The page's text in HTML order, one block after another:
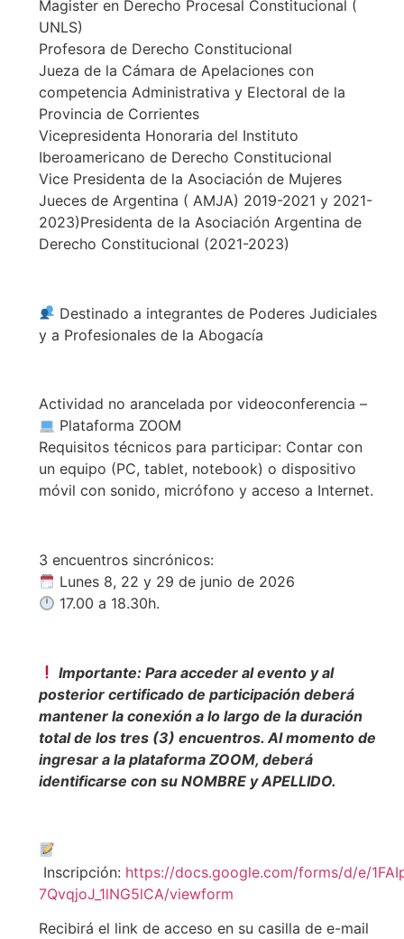
Magister en Derecho Procesal Constitucional (
UNLS)
Profesora de Derecho Constitucional
Jueza de la Cámara de Apelaciones con
competencia Administrativa y Electoral de la
Provincia de Corrientes
Vicepresidenta Honoraria del Instituto
Iberoamericano de Derecho Constitucional
Vice Presidenta de la Asociación de Mujeres
Jueces de Argentina ( AMJA) 2019-2021 y 2021-
2023)Presidenta de la Asociación Argentina de
Derecho Constitucional (2021-2023)
Destinado a integrantes de Poderes Judiciales
y a Profesionales de la Abogacía
Actividad no arancelada por videoconferencia –
Plataforma ZOOM
Requisitos técnicos para participar: Contar con
un equipo (PC, tablet, notebook) o dispositivo
móvil con sonido, micrófono y acceso a Internet.
3 encuentros sincrónicos:
Lunes 8, 22 y 29 de junio de 2026
17.00 a 18.30h.
Importante: Para acceder al evento y al
posterior certificado de participación deberá
mantener la conexión a lo largo de la duración
total de los tres (3) encuentros. Al momento de
ingresar a la plataforma ZOOM, deberá
identificarse con su NOMBRE y APELLIDO.
Inscripción: https://docs.google.com/forms/d/e/
7QvqjoJ_1lNG5lCA/viewform
Recibirá el link de acceso en su casilla de e-mail